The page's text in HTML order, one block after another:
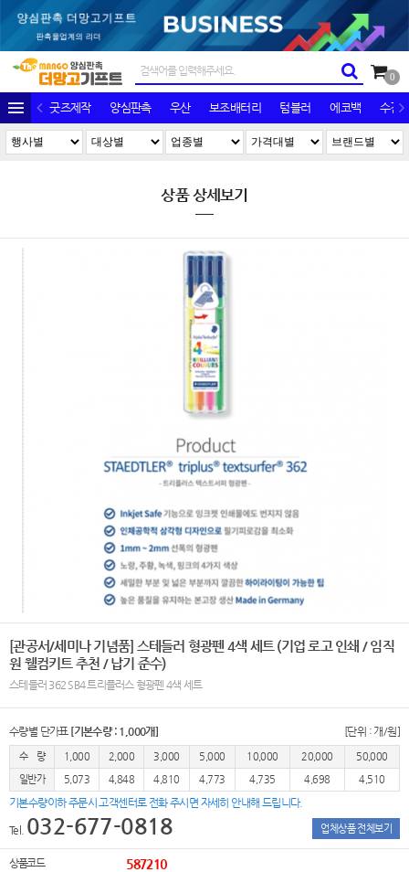
0
굿즈제작 양심판촉 우산 보조배터리 텀블러 에코백 수건/
상품 상세보기
[관공서/세미나 기념품] 스테들러 형광펜 4색 세트 (기업 로고 인쇄 / 임직
원 웰컴키트 추천 / 납기 준수)
스테들러 362 SB4 트리플러스 형광펜 4색 세트
수량별 단가표 [기본수량 : 1,000개] [단위 : 개/원]
수 량 1,000 2,000 3,000 5,000 10,000 20,000
50,000
일반가
5,073 4,848 4,810 4,773 4,735 4,698 4,510
기본수량이하 주문시 고객센터로 전화 주시면 자세히 안내해 드립니다.
Tel. 032-677-0818 업체상품 전체보기
상품코드 587210